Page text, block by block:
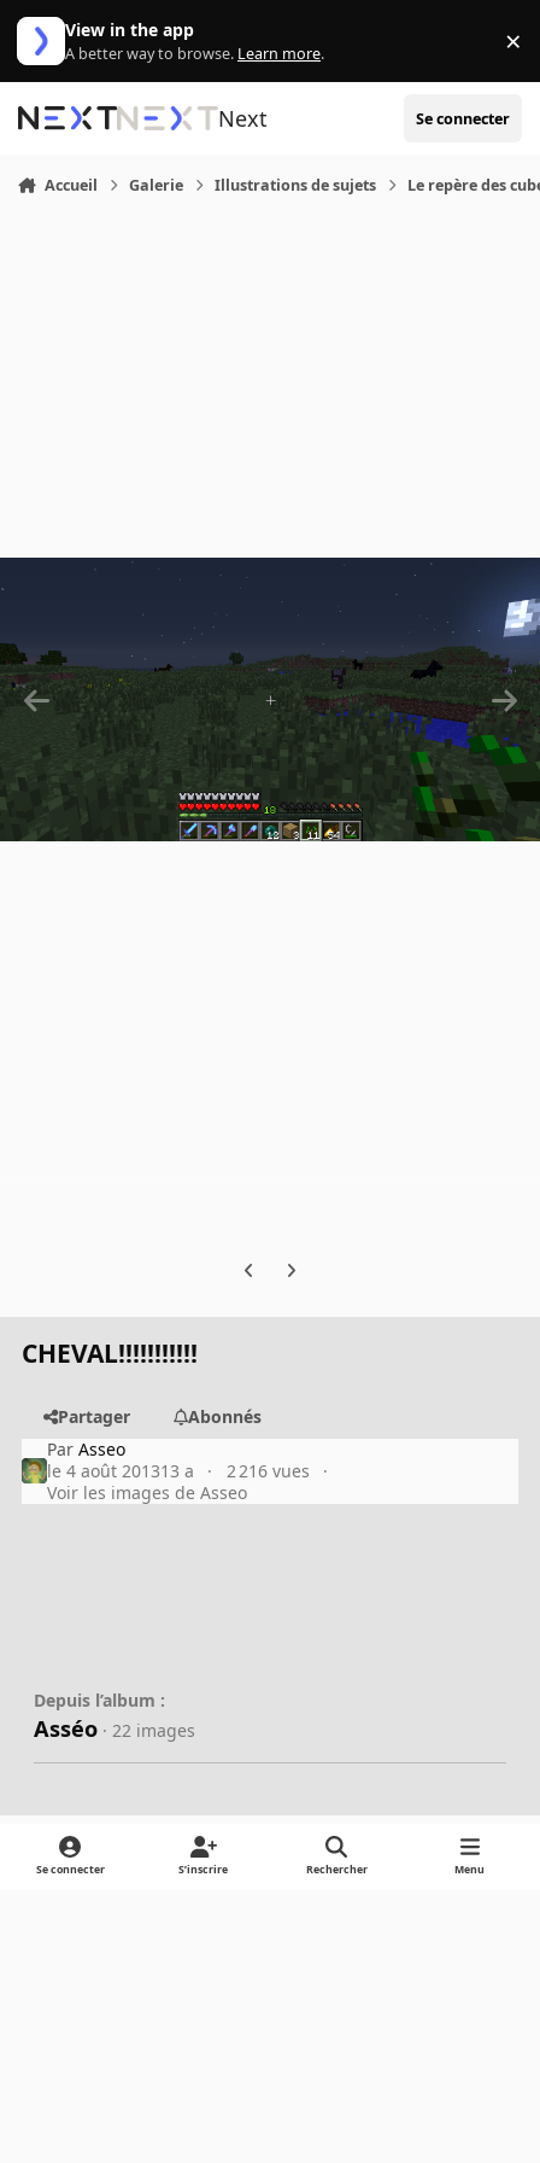
Aller au contenu
View in the app
A better way to browse. Learn more. ×
Next Se connecter
Accueil Galerie Illustrations de sujets Le repère des
Previous carousel slide
Next carousel slide
CHEVAL!!!!!!!!!!!
Partager
Abonnés
ParAsseo
le 4 août 201313 a
2 216 vues
Voir les images de Asseo
Depuis l’album :
Asséo · 22 images
Partager
Se connecter S’inscrire Rechercher Menu